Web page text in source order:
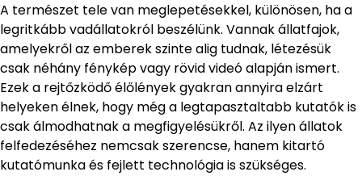
A természet tele van meglepetésekkel, különösen, ha a
legritkább vadállatokról beszélünk. Vannak állatfajok,
amelyekről az emberek szinte alig tudnak, létezésük
csak néhány fénykép vagy rövid videó alapján ismert.
Ezek a rejtőzködő élőlények gyakran annyira elzárt
helyeken élnek, hogy még a legtapasztaltabb kutatók is
csak álmodhatnak a megfigyelésükről. Az ilyen állatok
felfedezéséhez nemcsak szerencse, hanem kitartó
kutatómunka és fejlett technológia is szükséges.